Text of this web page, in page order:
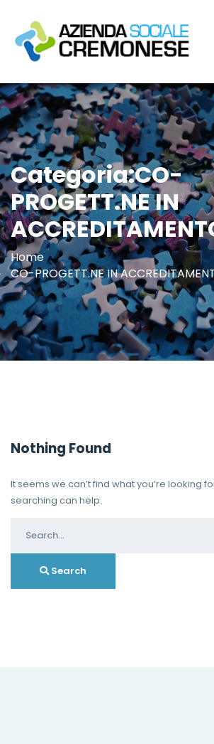
Categoria:CO-
PROGETT.NE IN
Home
CO-PROGETT.NE IN
Nothing Found
It seems we can’t find what you’re looking
searching can help.
for:
Search